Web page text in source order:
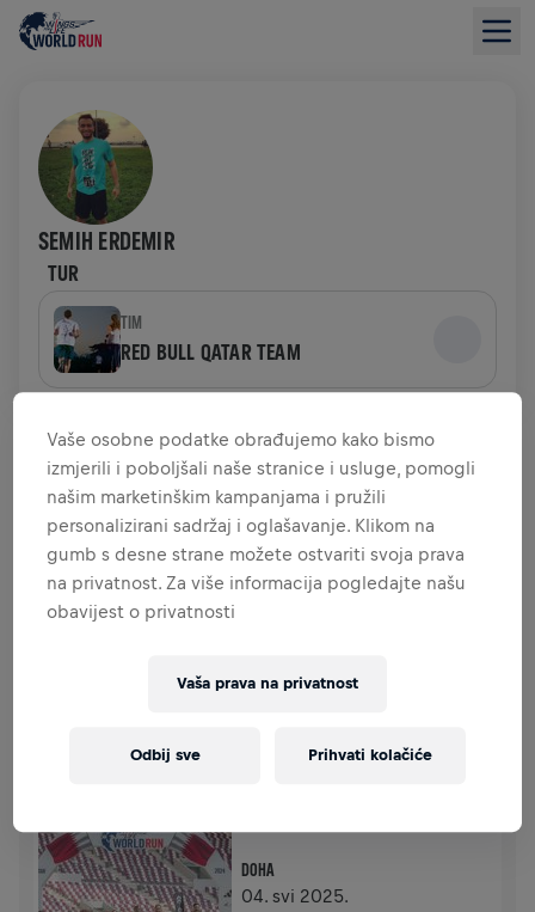
SEMIH ERDEMIR
TUR
TIM
RED BULL QATAR TEAM
PRIKUPLJENO JE 0,00 USD (CILJ JE 0,00 USD)
DONACIJE DONIRAJ
Pruži svoj doprinos donacijom! 100% iznosa tvoje
donacije bit će utrošeno na istraživanja ozljeda leđne
DOHA
04. svi 2025.
Vaše osobne podatke obrađujemo kako bismo
izmjerili i poboljšali naše stranice i usluge, pomogli
našim marketinškim kampanjama i pružili
personalizirani sadržaj i oglašavanje. Klikom na
gumb s desne strane možete ostvariti svoja prava
na privatnost. Za više informacija pogledajte našu
obavijest o privatnosti
Vaša prava na privatnost
Odbij sve Prihvati kolačiće